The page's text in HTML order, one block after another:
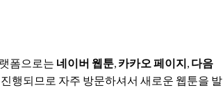
폼으로는 네이버 웹툰, 카카오 페이지, 다음
행되므로 자주 방문하셔서 새로운 웹툰을 발